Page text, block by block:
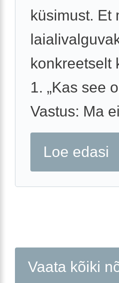
küsimust. Et
konkreetselt
1. „Kas see
Vastus: Ma
Loe edasi
Vaata kõiki